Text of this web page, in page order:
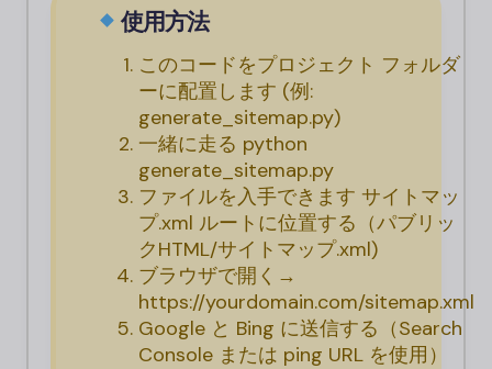
使用方法
このコードをプロジェクト フォルダ
ーに配置します (例:
generate_sitemap.py)
一緒に走る python
generate_sitemap.py
ファイルを入手できます サイトマッ
プ.xml ルートに位置する（パブリッ
クHTML/サイトマップ.xml)
ブラウザで開く→
https://yourdomain.com/sitemap.xml
Google と Bing に送信する（Search
Console または ping URL を使用）